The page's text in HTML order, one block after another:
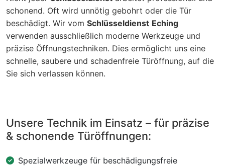
schonend. Oft wird unnötig gebohrt oder die Tür
beschädigt. Wir vom Schlüsseldienst Eching
verwenden ausschließlich moderne Werkzeuge und
präzise Öffnungstechniken. Dies ermöglicht uns eine
schnelle, saubere und schadenfreie Türöffnung, auf die
Sie sich verlassen können.
Unsere Technik im Einsatz – für präzise
& schonende Türöffnungen:
Spezialwerkzeuge für beschädigungsfreie